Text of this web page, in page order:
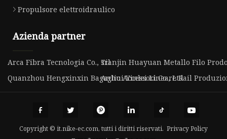
Propulsore elettroidraulico
Azienda partner
Arca Fibra Tecnologia Co., srlTianjin Huayuan Metallo Filo
Quanzhou Hengxinxin Bagaglio Accessori Co., Ltd
Anhui Yinlei Lineare Rail
Copyright © it.nike-ec.com, tutti i diritti riservati. Privacy Policy